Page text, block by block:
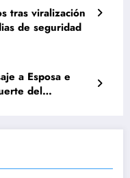
tras viralización
de seguridad
a Esposa e
del